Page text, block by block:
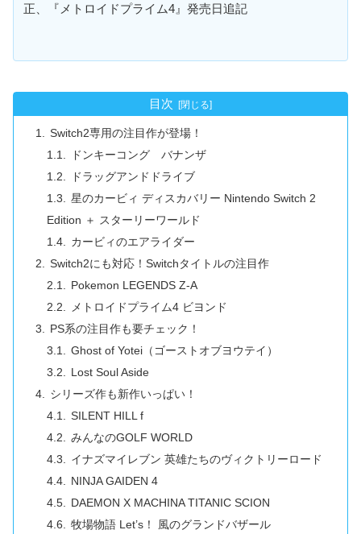
正、『メトロイドプライム4』発売日追記
目次
Switch2専用の注目作が登場！
ドンキーコング バナンザ
ドラッグアンドドライブ
星のカービィ ディスカバリー Nintendo Switch 2
Edition ＋ スターリーワールド
カービィのエアライダー
Switch2にも対応！Switchタイトルの注目作
Pokemon LEGENDS Z-A
メトロイドプライム4 ビヨンド
PS系の注目作も要チェック！
Ghost of Yotei（ゴーストオブヨウテイ）
Lost Soul Aside
シリーズ作も新作いっぱい！
SILENT HILL f
みんなのGOLF WORLD
イナズマイレブン 英雄たちのヴィクトリーロード
NINJA GAIDEN 4
DAEMON X MACHINA TITANIC SCION
牧場物語 Let’s！ 風のグランドバザール